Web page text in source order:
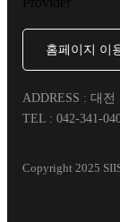
홈페이지 이
ADDRESS : 대
TEL : 042-341-
Copyright 2025